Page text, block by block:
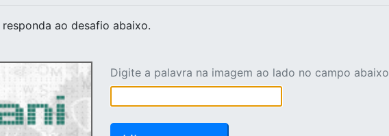
responda ao desafio abaixo.
Digite a palavra na imagem ao lado no campo abaixo